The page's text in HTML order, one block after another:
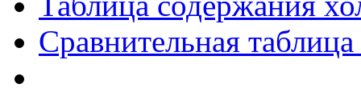
Сравнительная